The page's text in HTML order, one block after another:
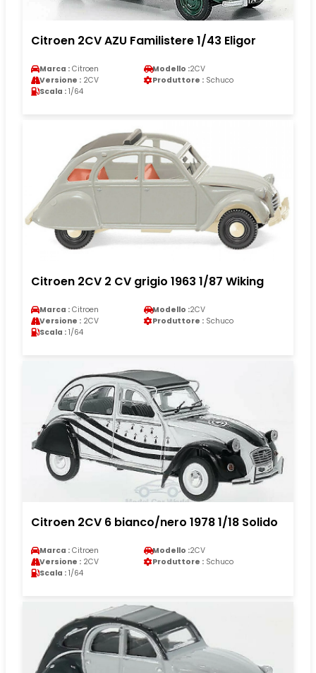
Citroen 2CV AZU Familistere 1/43 Eligor
Marca : Citroen Modello :2CV
Versione : 2CV Produttore : Schuco
Scala : 1/64
Citroen 2CV 2 CV grigio 1963 1/87 Wiking
Marca : Citroen Modello :2CV
Versione : 2CV Produttore : Schuco
Scala : 1/64
Citroen 2CV 6 bianco/nero 1978 1/18 Solido
Marca : Citroen Modello :2CV
Versione : 2CV Produttore : Schuco
Scala : 1/64